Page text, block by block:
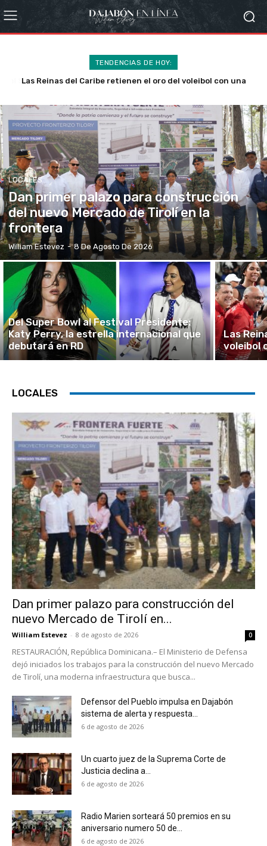
TENDENCIAS DE HOY:
Las Reinas del Caribe retienen el oro del voleibol con una
LOCALES
Dan primer palazo para construcción
del nuevo Mercado de Tirolí en la
frontera
William Estevez - 8 De Agosto De 2026
Del Super Bowl al Festival Presidente:
Katy Perry, la estrella internacional que
debutará en RD
Las
voleibol
LOCALES
Dan primer palazo para construcción del
nuevo Mercado de Tirolí en...
William Estevez - 8 de agosto de 2026 0
RESTAURACIÓN, República Dominicana.– El Ministerio de Defensa
dejó iniciados los trabajos para la construcción del nuevo Mercado
de Tirolí, una moderna infraestructura que busca...
Defensor del Pueblo impulsa en Dajabón
sistema de alerta y respuesta...
6 de agosto de 2026
Un cuarto juez de la Suprema Corte de
Justicia declina a...
6 de agosto de 2026
Radio Marien sorteará 50 premios en su
aniversario numero 50 de...
6 de agosto de 2026